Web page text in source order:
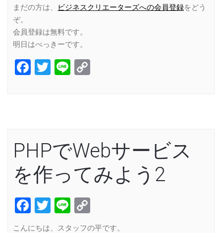
まだの方は、
ビジネスクリエーターズへの会員登録をどう
ぞ。
会員登録は無料です。
明日はべっきーです。
Facebook
Twitter
Line
PHPでWebサービス
を作ってみよう2
Facebook
Twitter
Line
Link
こんにちは、スタッフの平です。